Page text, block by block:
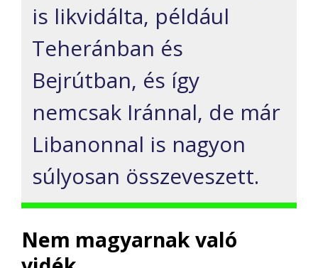
is likvidálta, például
Teheránban és
Bejrútban, és így
nemcsak Iránnal, de már
Libanonnal is nagyon
súlyosan összeveszett.
Nem magyarnak való